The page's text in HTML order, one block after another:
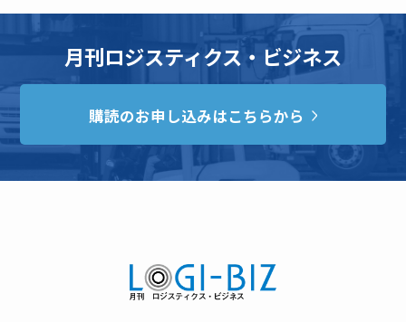
月刊ロジスティクス・ビジネス
購読のお申し込みはこちらから